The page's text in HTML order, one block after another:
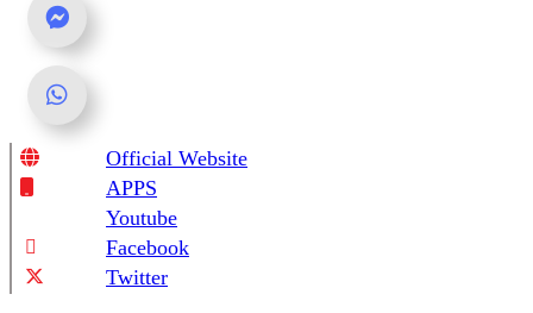
Online News Portal
Official Website
APPS
Youtube
Facebook
Twitter